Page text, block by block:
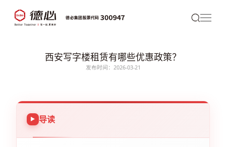
西安写字楼租赁有哪些优惠政策？
发布时间：2026-03-21
导读